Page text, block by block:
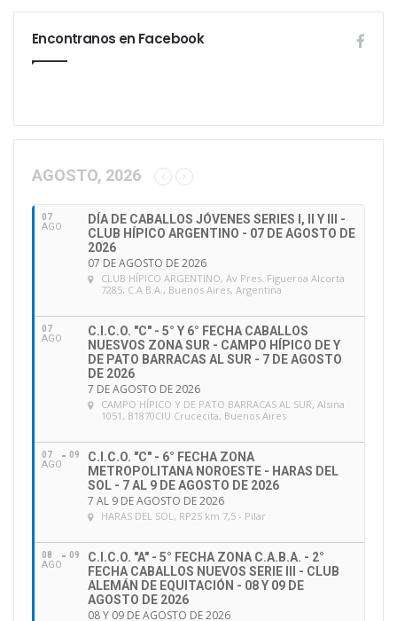
Encontranos en Facebook
AGOSTO, 2026
07
AGO
DÍA DE CABALLOS JÓVENES SERIES I, II Y III -
CLUB HÍPICO ARGENTINO - 07 DE AGOSTO DE
2026
07 DE AGOSTO DE 2026
CLUB HÍPICO ARGENTINO, Av Pres. Figueroa Alcorta
7285, C.A.B.A., Buenos Aires, Argentina
07
AGO
C.I.C.O. "C" - 5° Y 6° FECHA CABALLOS
NUESVOS ZONA SUR - CAMPO HÍPICO DE Y
DE PATO BARRACAS AL SUR - 7 DE AGOSTO
DE 2026
7 DE AGOSTO DE 2026
CAMPO HÍPICO Y DE PATO BARRACAS AL SUR, Alsina
1051, B1870CIU Crucecita, Buenos Aires
07
AGO
09
C.I.C.O. "C" - 6° FECHA ZONA
METROPOLITANA NOROESTE - HARAS DEL
SOL - 7 AL 9 DE AGOSTO DE 2026
7 AL 9 DE AGOSTO DE 2026
HARAS DEL SOL, RP25 km 7,5 - Pilar
08
AGO
09
C.I.C.O. "A" - 5° FECHA ZONA C.A.B.A. - 2°
FECHA CABALLOS NUEVOS SERIE III - CLUB
ALEMÁN DE EQUITACIÓN - 08 Y 09 DE
AGOSTO DE 2026
08 Y 09 DE AGOSTO DE 2026